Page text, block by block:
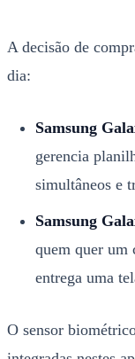
A decisão de
dia:
Samsung
gerencia
simultâneos e
Samsung
quem quer um
entrega uma
O sensor